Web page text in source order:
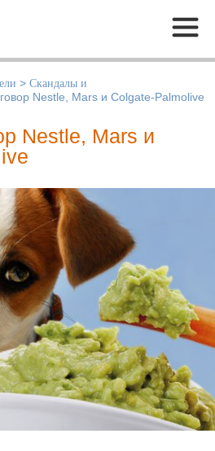
Меню
> Скандалы и
Nestle, Mars и Colgate-Palmolive
Nestle, Mars и